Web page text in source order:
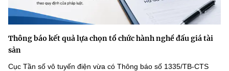
Thông báo kết quả lựa chọn tổ chức hành nghề đấu giá tài
sản
Cục Tần số vô tuyến điện vừa có Thông báo số 1335/TB-CTS